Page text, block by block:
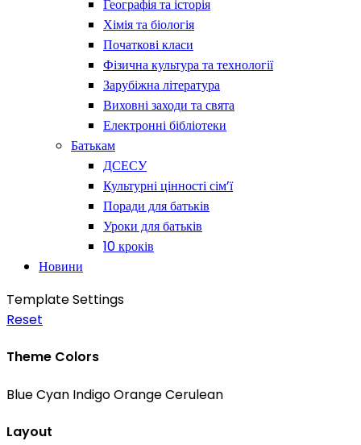
Географія та історія
Хімія та біологія
Початкові класи
Фізична культура та технології
Зарубіжна література
Виховні заходи та свята
Електронні бібліотеки
Батькам
ДСЕСУ
Культурні цінності сім’ї
Поради для батьків
Уроки для батьків
10 кроків
Новини
Template Settings
Reset
Theme Colors
BlueCyan IndigoOrangeCerulean
Layout